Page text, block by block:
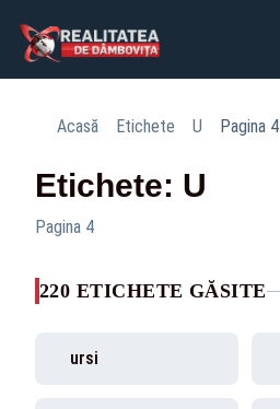
Acasă Etichete U Pagina 4
Etichete: U
Pagina 4
220 ETICHETE GĂSITE
ursi